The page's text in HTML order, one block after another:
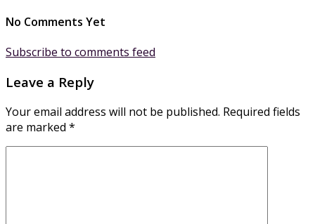
No Comments Yet
Subscribe to comments feed
Leave a Reply
Your email address will not be published. Required fields
are marked *